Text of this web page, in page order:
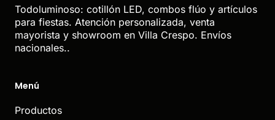
Todoluminoso: cotillón LED, combos flúo y artículos
para fiestas. Atención personalizada, venta
mayorista y showroom en Villa Crespo. Envíos
nacionales..
Menú
Productos